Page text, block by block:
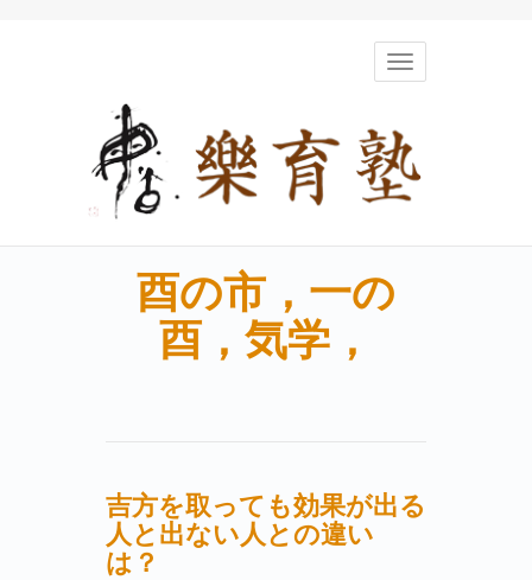
Toggle
navigation
酉の市，一の
酉，気学，
吉方を取っても効果が出る
人と出ない人との違い
は？